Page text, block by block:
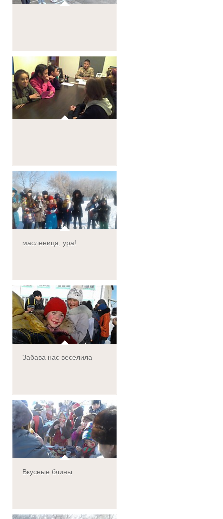
масленица, ура!
Забава нас веселила
Вкусные блины